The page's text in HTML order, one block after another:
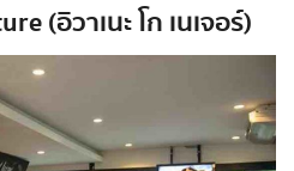
(อิวาเนะ โก เนเจอร์)